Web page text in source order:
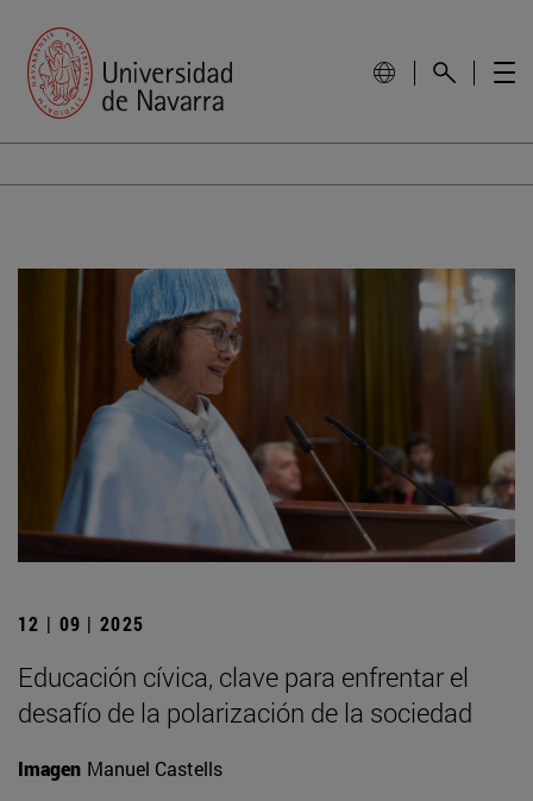
12 | 09 | 2025
Educación cívica, clave para enfrentar el
desafío de la polarización de la sociedad
Imagen Manuel Castells